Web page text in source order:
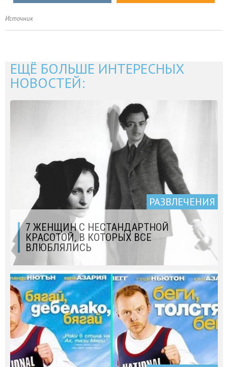
Источник
ЕЩЁ БОЛЬШЕ ИНТЕРЕСНЫХ
НОВОСТЕЙ:
РАЗВЛЕЧЕНИЯ
7 ЖЕНЩИН С НЕСТАНДАРТНОЙ
КРАСОТОЙ, В КОТОРЫХ ВСЕ
ВЛЮБЛЯЛИСЬ